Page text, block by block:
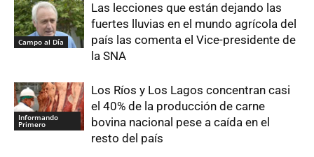
Campo al Día
Las lecciones que están dejando las
fuertes lluvias en el mundo agrícola del
país las comenta el Vice-presidente de
la SNA
Informando
Primero
Los Ríos y Los Lagos concentran casi
el 40% de la producción de carne
bovina nacional pese a caída en el
resto del país